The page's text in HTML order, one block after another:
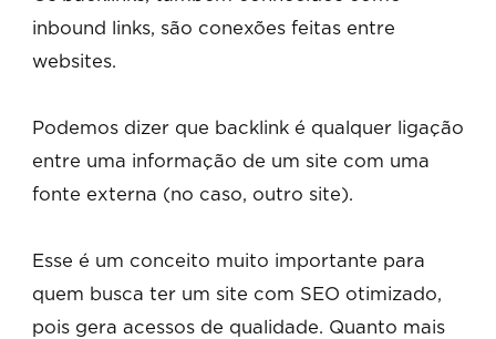
inbound links, são conexões feitas entre
websites.
Podemos dizer que backlink é qualquer ligação
entre uma informação de um site com uma
fonte externa (no caso, outro site).
Esse é um conceito muito importante para
quem busca ter um site com SEO otimizado,
pois gera acessos de qualidade. Quanto mais